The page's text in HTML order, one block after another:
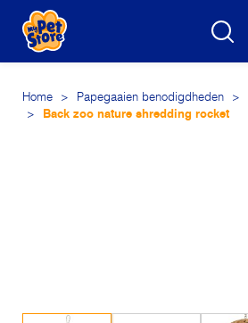
Home > Papegaaien benodigdheden >
>
Back zoo nature shredding rocket